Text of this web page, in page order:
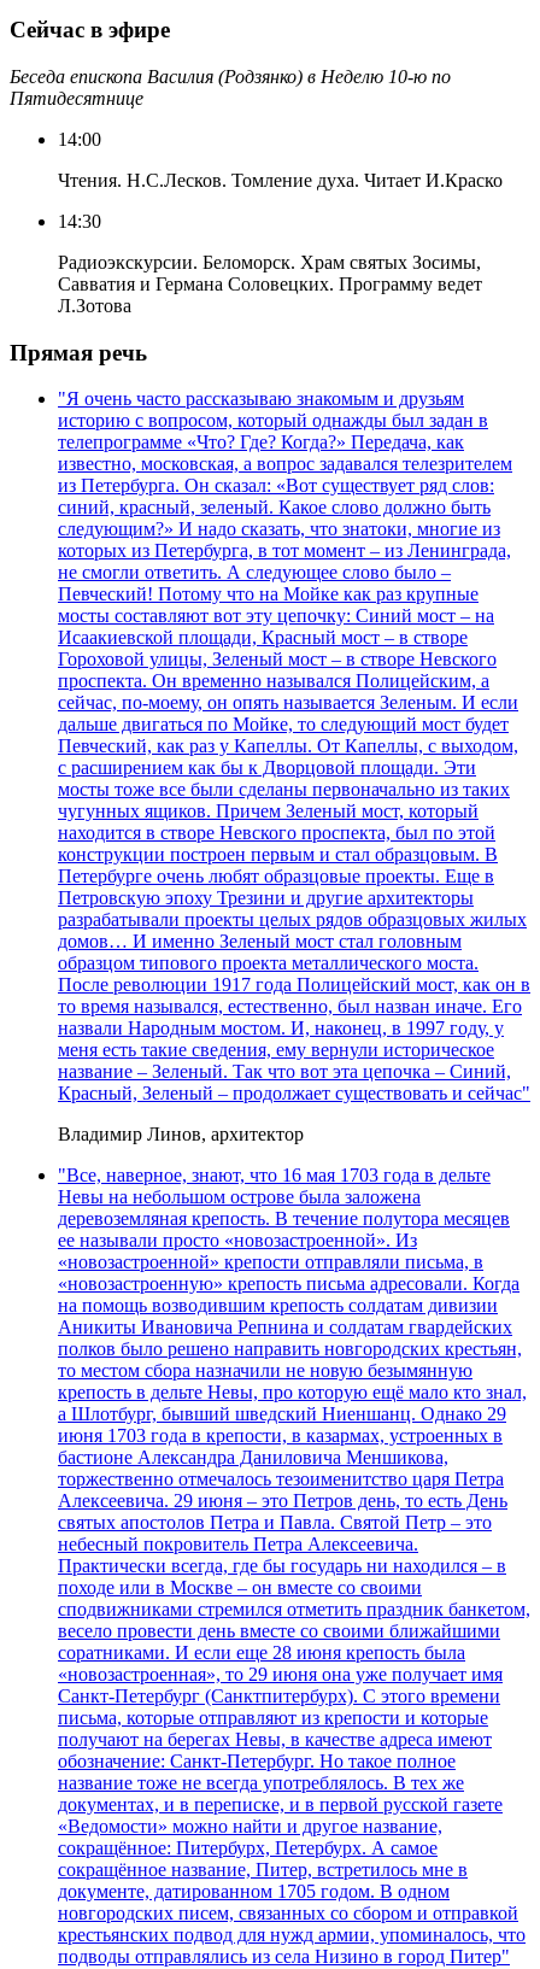
Сейчас в эфире
Беседа епископа Василия (Родзянко) в Неделю 10-ю по
Пятидесятнице
14:00
Чтения. Н.С.Лесков. Томление духа. Читает И.Краско
14:30
Радиоэкскурсии. Беломорск. Храм святых Зосимы,
Савватия и Германа Соловецких. Программу ведет
Л.Зотова
Прямая речь
"Я очень часто рассказываю знакомым и друзьям
историю с вопросом, который однажды был задан в
телепрограмме «Что? Где? Когда?» Передача, как
известно, московская, а вопрос задавался телезрителем
из Петербурга. Он сказал: «Вот существует ряд слов:
синий, красный, зеленый. Какое слово должно быть
следующим?» И надо сказать, что знатоки, многие из
которых из Петербурга, в тот момент – из Ленинграда,
не смогли ответить. А следующее слово было –
Певческий! Потому что на Мойке как раз крупные
мосты составляют вот эту цепочку: Синий мост – на
Исаакиевской площади, Красный мост – в створе
Гороховой улицы, Зеленый мост – в створе Невского
проспекта. Он временно назывался Полицейским, а
сейчас, по-моему, он опять называется Зеленым. И если
дальше двигаться по Мойке, то следующий мост будет
Певческий, как раз у Капеллы. От Капеллы, с выходом,
с расширением как бы к Дворцовой площади. Эти
мосты тоже все были сделаны первоначально из таких
чугунных ящиков. Причем Зеленый мост, который
находится в створе Невского проспекта, был по этой
конструкции построен первым и стал образцовым. В
Петербурге очень любят образцовые проекты. Еще в
Петровскую эпоху Трезини и другие архитекторы
разрабатывали проекты целых рядов образцовых жилых
домов… И именно Зеленый мост стал головным
образцом типового проекта металлического моста.
После революции 1917 года Полицейский мост, как он в
то время назывался, естественно, был назван иначе. Его
назвали Народным мостом. И, наконец, в 1997 году, у
меня есть такие сведения, ему вернули историческое
название – Зеленый. Так что вот эта цепочка – Синий,
Красный, Зеленый – продолжает существовать и сейчас"
Владимир Линов, архитектор
"Все, наверное, знают, что 16 мая 1703 года в дельте
Невы на небольшом острове была заложена
деревоземляная крепость. В течение полутора месяцев
ее называли просто «новозастроенной». Из
«новозастроенной» крепости отправляли письма, в
«новозастроенную» крепость письма адресовали. Когда
на помощь возводившим крепость солдатам дивизии
Аникиты Ивановича Репнина и солдатам гвардейских
полков было решено направить новгородских крестьян,
то местом сбора назначили не новую безымянную
крепость в дельте Невы, про которую ещё мало кто знал,
а Шлотбург, бывший шведский Ниеншанц. Однако 29
июня 1703 года в крепости, в казармах, устроенных в
бастионе Александра Даниловича Меншикова,
торжественно отмечалось тезоименитство царя Петра
Алексеевича. 29 июня – это Петров день, то есть День
святых апостолов Петра и Павла. Святой Петр – это
небесный покровитель Петра Алексеевича.
Практически всегда, где бы государь ни находился – в
походе или в Москве – он вместе со своими
сподвижниками стремился отметить праздник банкетом,
весело провести день вместе со своими ближайшими
соратниками. И если еще 28 июня крепость была
«новозастроенная», то 29 июня она уже получает имя
Санкт-Петербург (Санктпитербурх). С этого времени
письма, которые отправляют из крепости и которые
получают на берегах Невы, в качестве адреса имеют
обозначение: Санкт-Петербург. Но такое полное
название тоже не всегда употреблялось. В тех же
документах, и в переписке, и в первой русской газете
«Ведомости» можно найти и другое название,
сокращённое: Питербурх, Петербурх. А самое
сокращённое название, Питер, встретилось мне в
документе, датированном 1705 годом. В одном
новгородских писем, связанных со сбором и отправкой
крестьянских подвод для нужд армии, упоминалось, что
подводы отправлялись из села Низино в город Питер"